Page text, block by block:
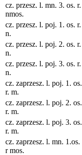
cz. przesz. l. mn. 3. os. r.
nmos.
cz. przesz. l. poj. 1. os. r.
n.
cz. przesz. l. poj. 2. os. r.
n.
cz. przesz. l. poj. 3. os. r.
n.
cz. zaprzesz. l. poj. 1. os.
r. m.
cz. zaprzesz. l. poj. 2. os.
r. m.
cz. zaprzesz. l. poj. 3. os.
r. m.
cz. zaprzesz. l. mn. 1.os.
r mos.